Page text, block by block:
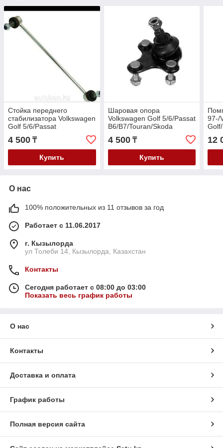
Стойка переднего
стабилизатора Volkswagen
Golf 5/6/Passat
B6/B7/Skoda Octavia
A5/A7/SuperB B6/Yeti
4 500 ₸
Купить
Шаровая опора
Volkswagen Golf 5/6/Passat
B6/B7/Touran/Skoda
Octavia A5/A7/Superb
B6/Yeti
4 500₸
Купить
97-/
12
О нас
100% положительных из 11 отзывов за год
Работает с 11.06.2017
г. Кызылорда
ул Толеби 14, Кызылорда, Казахстан
Контакты
Сегодня работает с 08:00 до 03:00
Показать весь график работы
О нас
Контакты
Доставка и оплата
График работы
Полная версия сайта